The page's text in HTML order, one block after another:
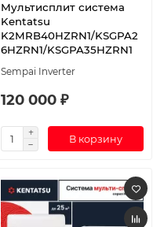
Мультисплит система
Kentatsu
K2MRB40HZRN1/KSGPA2
6HZRN1/KSGPA35HZRN1
Sempai Inverter
120 000 ₽
В корзину